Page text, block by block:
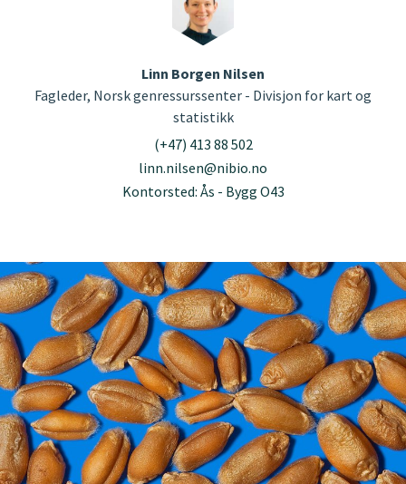
Linn Borgen Nilsen
Fagleder, Norsk genressurssenter - Divisjon for kart og
statistikk
(+47) 413 88 502
linn.nilsen@nibio.no
Kontorsted: Ås - Bygg O43